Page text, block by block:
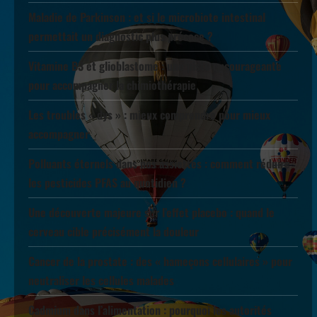
Maladie de Parkinson : et si le microbiote intestinal
permettait un diagnostic plus précoce ?
Vitamine B3 et glioblastome : une piste encourageante
pour accompagner la chimiothérapie
Les troubles « dys » : mieux comprendre pour mieux
accompagner
Polluants éternels dans nos assiettes : comment réduire
les pesticides PFAS au quotidien ?
Une découverte majeure sur l’effet placebo : quand le
cerveau cible précisément la douleur
Cancer de la prostate : des « hameçons cellulaires » pour
neutraliser les cellules malades
Cadmium dans l’alimentation : pourquoi les autorités